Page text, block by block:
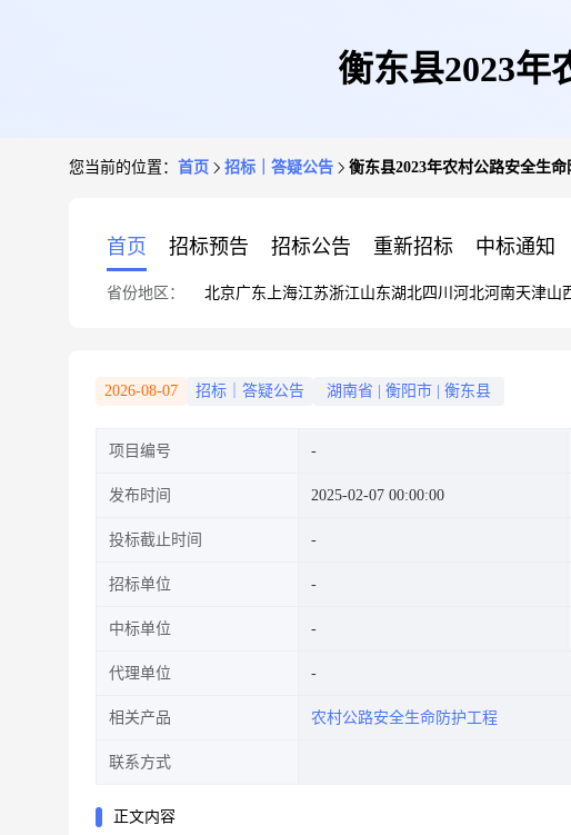
衡东县2023年
您当前的位置： 首页 招标｜答疑公告 衡东县2023年农村公路安全生
首页 招标预告 招标公告 重新招标 中标通知
省份地区： 北京广东 上海江苏浙江山东湖北四川 河北河南天津山
2026-08-07 招标｜答疑公告 湖南省 衡阳市 衡东县
项目编号
发布时间 2025-02-07 00:00:00
投标截止时间
招标单位
中标单位
代理单位
相关产品 农村公路安全生命防护工程
联系方式
正文内容